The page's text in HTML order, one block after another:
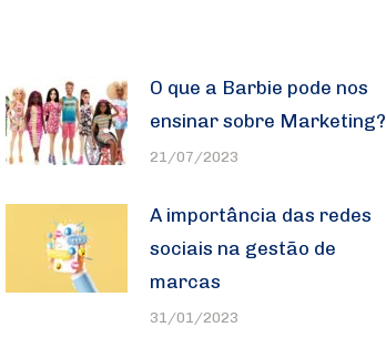
O que a Barbie pode nos
ensinar sobre Marketing?
21/07/2023
A importância das redes
sociais na gestão de
marcas
31/01/2023